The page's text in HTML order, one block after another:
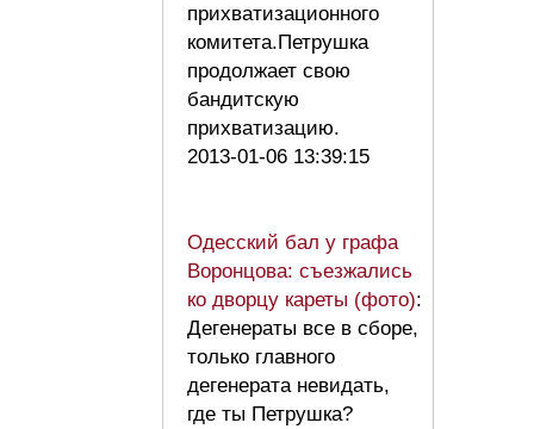
прихватизационного
комитета.Петрушка
продолжает свою
бандитскую
прихватизацию.
2013-01-06 13:39:15
Одесский бал у графа
Воронцова: съезжались
ко дворцу кареты (фото):
Дегенераты все в сборе,
только главного
дегенерата невидать,
где ты Петрушка?